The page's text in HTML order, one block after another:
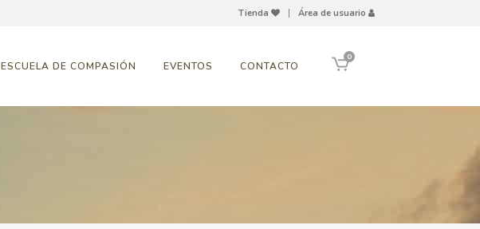
Tienda Área de usuario
0
ESCUELA DE COMPASIÓN EVENTOS CONTACTO